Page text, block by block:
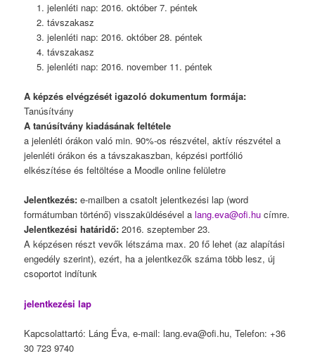
jelenléti nap: 2016. október 7. péntek
távszakasz
jelenléti nap: 2016. október 28. péntek
távszakasz
jelenléti nap: 2016. november 11. péntek
A képzés elvégzését igazoló dokumentum formája:
Tanúsítvány
A tanúsítvány kiadásának feltétele
a jelenléti órákon való min. 90%-os részvétel, aktív részvétel a
jelenléti órákon és a távszakaszban, képzési portfólió
elkészítése és feltöltése a Moodle online felületre
Jelentkezés: e-mailben a csatolt jelentkezési lap (word
formátumban történő) visszaküldésével alang.eva@ofi.hu címre.
Jelentkezési határidő:2016. szeptember 23.
A képzésen részt vevők létszáma max. 20 fő lehet (az alapítási
engedély szerint), ezért, ha a jelentkezők száma több lesz, új
csoportot indítunk
jelentkezési lap
Kapcsolattartó: Láng Éva, e-mail: lang.eva@ofi.hu, Telefon: +36
30 723 9740